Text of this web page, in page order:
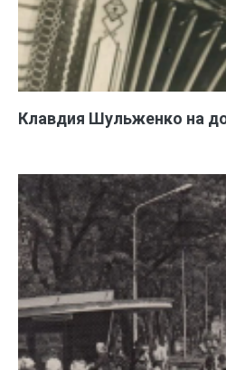
Клавдия Шульженко на